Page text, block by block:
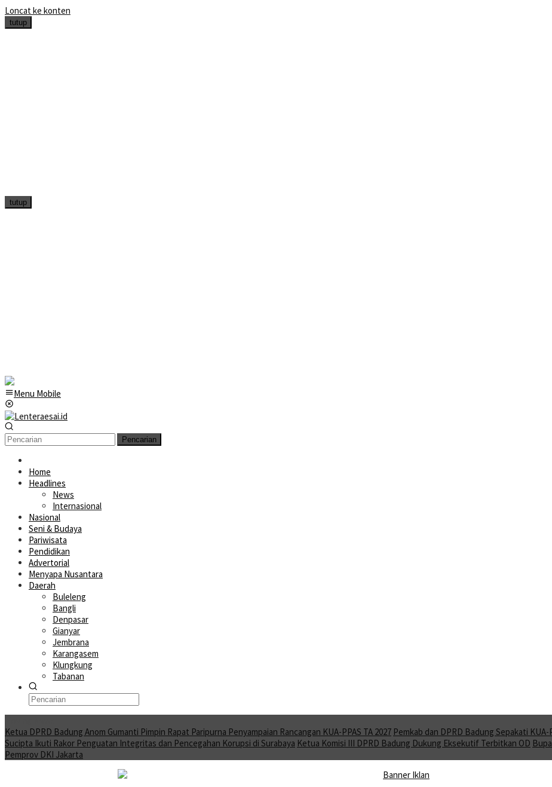
Loncat ke konten
tutup
tutup
Menu Mobile
Pencarian
Home
Headlines
News
Internasional
Nasional
Seni & Budaya
Pariwisata
Pendidikan
Advertorial
Menyapa Nusantara
Daerah
Buleleng
Bangli
Denpasar
Gianyar
Jembrana
Karangasem
Klungkung
Tabanan
Ketua DPRD Badung Anom Gumanti Pimpin Rapat Paripurna Penyampaian Rancangan KUA-PPAS TA 2027 Pemkab dan DPRD Badung Sepakati
Sucipta Ikuti Rakor Penguatan Integritas dan Pencegahan Korupsi di Surabaya Ketua Komisi III DPRD Badung Dukung Eksekutif Terbitkan OD
Pemprov DKI Jakarta